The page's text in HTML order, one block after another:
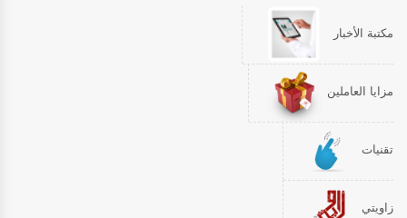
مكتبة الأخبار
مزايا العاملين
تقنيات
زاويتي